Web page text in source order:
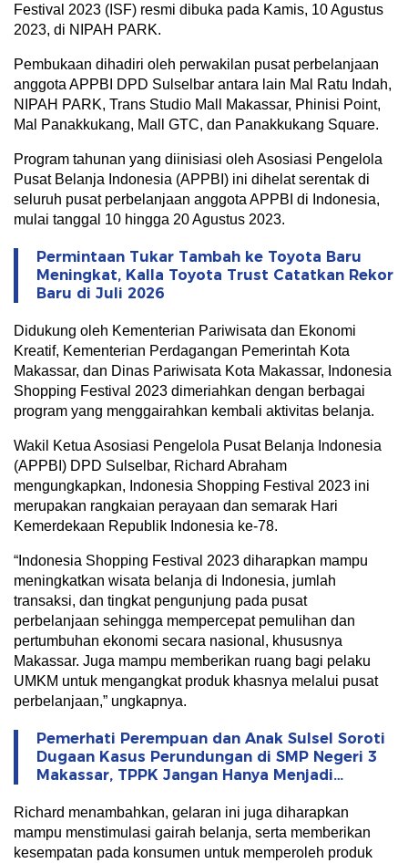
Festival 2023 (ISF) resmi dibuka pada Kamis, 10 Agustus
2023, di NIPAH PARK.
Pembukaan dihadiri oleh perwakilan pusat perbelanjaan
anggota APPBI DPD Sulselbar antara lain Mal Ratu Indah,
NIPAH PARK, Trans Studio Mall Makassar, Phinisi Point,
Mal Panakkukang, Mall GTC, dan Panakkukang Square.
Program tahunan yang diinisiasi oleh Asosiasi Pengelola
Pusat Belanja Indonesia (APPBI) ini dihelat serentak di
seluruh pusat perbelanjaan anggota APPBI di Indonesia,
mulai tanggal 10 hingga 20 Agustus 2023.
Permintaan Tukar Tambah ke Toyota Baru
Meningkat, Kalla Toyota Trust Catatkan Rekor
Baru di Juli 2026
Didukung oleh Kementerian Pariwisata dan Ekonomi
Kreatif, Kementerian Perdagangan Pemerintah Kota
Makassar, dan Dinas Pariwisata Kota Makassar, Indonesia
Shopping Festival 2023 dimeriahkan dengan berbagai
program yang menggairahkan kembali aktivitas belanja.
Wakil Ketua Asosiasi Pengelola Pusat Belanja Indonesia
(APPBI) DPD Sulselbar, Richard Abraham
mengungkapkan, Indonesia Shopping Festival 2023 ini
merupakan rangkaian perayaan dan semarak Hari
Kemerdekaan Republik Indonesia ke-78.
“Indonesia Shopping Festival 2023 diharapkan mampu
meningkatkan wisata belanja di Indonesia, jumlah
transaksi, dan tingkat pengunjung pada pusat
perbelanjaan sehingga mempercepat pemulihan dan
pertumbuhan ekonomi secara nasional, khususnya
Makassar. Juga mampu memberikan ruang bagi pelaku
UMKM untuk mengangkat produk khasnya melalui pusat
perbelanjaan,” ungkapnya.
Pemerhati Perempuan dan Anak Sulsel Soroti
Dugaan Kasus Perundungan di SMP Negeri 3
Makassar, TPPK Jangan Hanya Menjadi
Richard menambahkan, gelaran ini juga diharapkan
mampu menstimulasi gairah belanja, serta memberikan
kesempatan pada konsumen untuk memperoleh produk